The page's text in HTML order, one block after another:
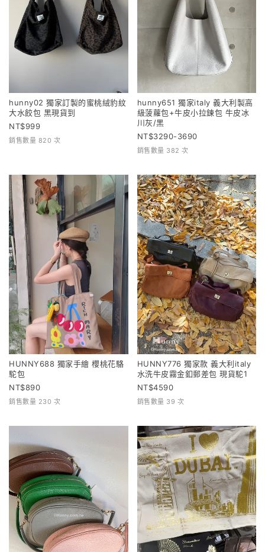
hunny02 獨家訂製的蜜桃絨豹紋
大水餃包 黑現貨到
999
銷售數量 820 次
hunny651 獨家italy 義大利製高
級菠蘿包+牛皮小拉鍊包 牛皮冰
川灰/黑
3290-3690
銷售數量 382 次
HUNNY688 獨家手繪 櫻桃花駱
駝包
890
銷售數量 230 次
HUNNY776 獨家款 義大利italy
水洗牛皮霧金釦郵差包 現貨駝1
4590
銷售數量 39 次